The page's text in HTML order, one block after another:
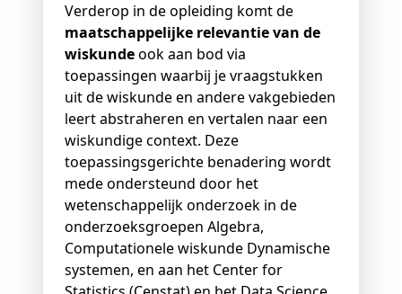
Verderop in de opleiding komt de
maatschappelijke relevantie van de
wiskundeook aan bod via
toepassingen waarbij je vraagstukken
uit de wiskunde en andere vakgebieden
leert abstraheren en vertalen naar een
wiskundige context. Deze
toepassingsgerichte benadering wordt
mede ondersteund door het
wetenschappelijk onderzoek in de
onderzoeksgroepen Algebra,
Computationele wiskunde Dynamische
systemen, en aan het Center for